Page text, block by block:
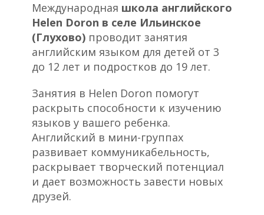
Международная школа английского
Helen Doron в селе Ильинское
(Глухово) проводит занятия
английским языком для детей от 3
до 12 лет и подростков до 19 лет.
Занятия в Helen Doron помогут
раскрыть способности к изучению
языков у вашего ребенка.
Английский в мини-группах
развивает коммуникабельность,
раскрывает творческий потенциал
и дает возможность завести новых
друзей.